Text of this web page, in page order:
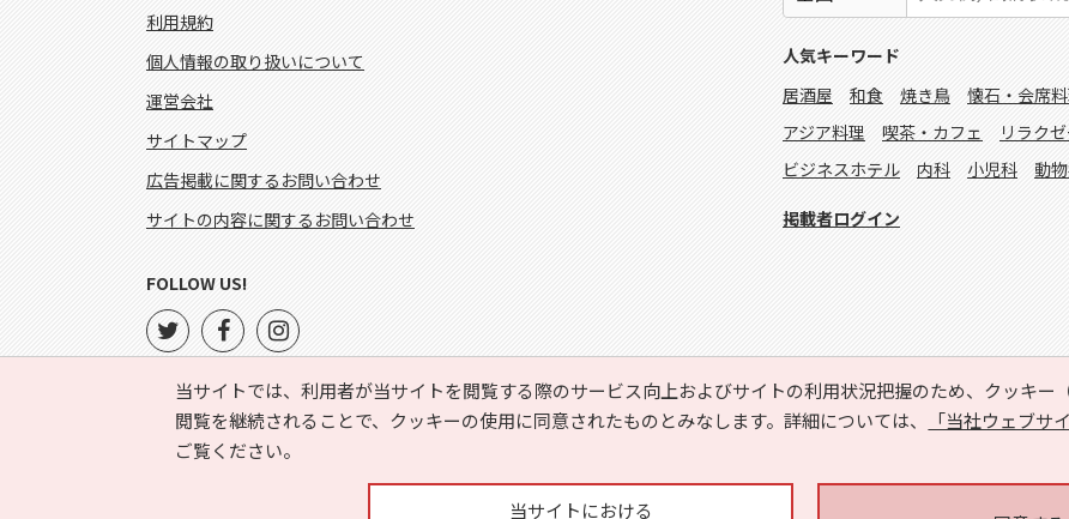
当サイトでは、利用者が当サイトを閲覧する際のサービス向上およびサイトの利用状況把握のため、クッキ
閲覧を継続されることで、クッキーの使用に同意されたものとみなします。詳細については、
「当社ウェブサ
ご覧ください。
当サイトにおける
利用規約
個人情報の取り扱いについて
運営会社
サイトマップ
広告掲載に関するお問い合わせ
サイトの内容に関するお問い合わせ
人気キーワード
居酒屋
和食 焼き鳥 懐石・会席
アジア料理
喫茶・カフェ リラク
ビジネスホテル
内科 小児科 動
掲載者ログイン
FOLLOW US!
Copyright © HYOJITO.Co.,Ltd. All Rights Reserved.